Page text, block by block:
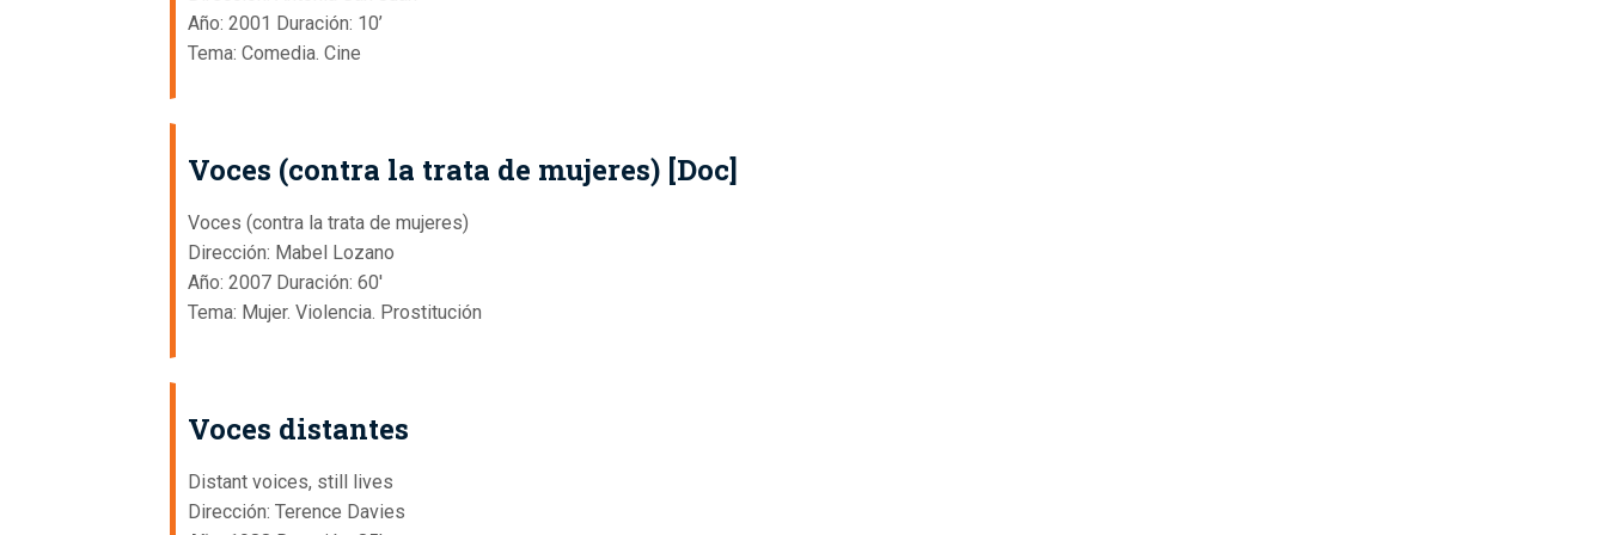
Año: 2001 Duración: 10’
Tema: Comedia. Cine
Voces (contra la trata de mujeres) [Doc]
Voces (contra la trata de mujeres)
Dirección: Mabel Lozano
Año: 2007 Duración: 60'
Tema: Mujer. Violencia. Prostitución
Voces distantes
Distant voices, still lives
Dirección: Terence Davies